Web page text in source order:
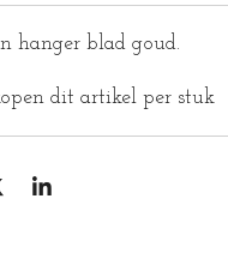
hanger blad goud.
dit artikel per stuk
S